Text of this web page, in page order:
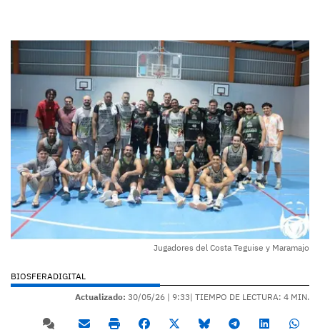
Jugadores del Costa Teguise y Maramajo
BIOSFERADIGITAL
Actualizado: 30/05/26 | 9:33| TIEMPO DE LECTURA: 4 MIN.